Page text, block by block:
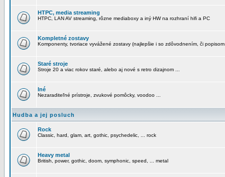
HTPC, media streaming
HTPC, LAN AV streaming, rôzne mediaboxy a iný HW na rozhraní hifi a PC
Kompletné zostavy
Komponenty, tvoriace vyvážené zostavy (najlepšie i so zdôvodnením, či
Staré stroje
Stroje 20 a viac rokov staré, alebo aj nové s retro dizajnom ...
Iné
Nezaraditeľné prístroje, zvukové pomôcky, voodoo ...
Hudba a jej posluch
Rock
Classic, hard, glam, art, gothic, psychedelic, ... rock
Heavy metal
British, power, gothic, doom, symphonic, speed, ... metal